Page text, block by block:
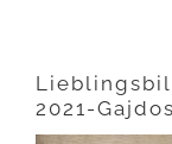
springen2021-